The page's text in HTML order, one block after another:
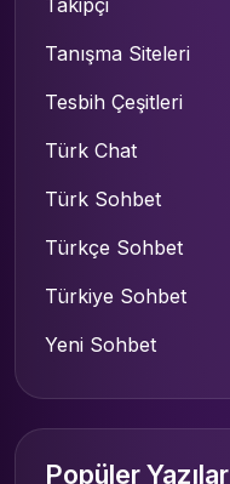
Takipçi
Tanışma Siteleri
Tesbih Çeşitleri
Türk Chat
Türk Sohbet
Türkçe Sohbet
Türkiye Sohbet
Yeni Sohbet
Popüler Yazılar